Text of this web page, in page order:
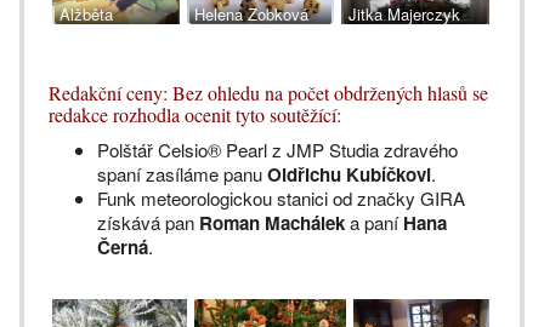
Alžběta
Helena Zobková Jitka Majerczyk
Redakční ceny: Bez ohledu na počet obdržených hlasů se
redakce rozhodla ocenit tyto soutěžící:
Polštář Celsio® Pearl z JMP Studia zdravého
spaní zasíláme panuOldřichu Kubíčkovi.
Funk meteorologickou stanici od značky GIRA
získává pan Roman Macháleka paníHana
Černá.